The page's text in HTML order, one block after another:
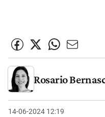
Rosario
14-06-2024 12:19